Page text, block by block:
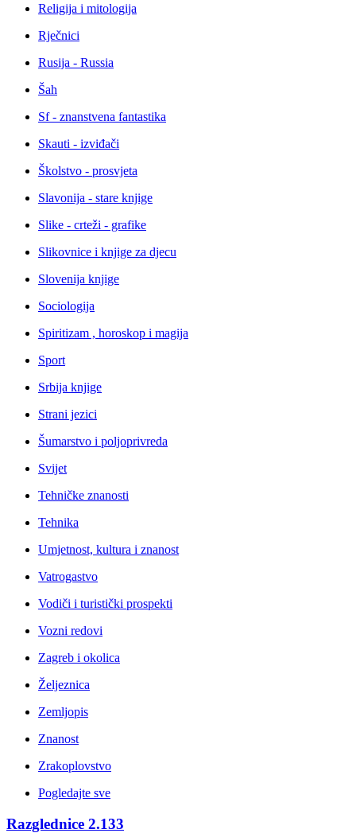
Religija i mitologija
Rječnici
Rusija - Russia
Šah
Sf - znanstvena fantastika
Skauti - izviđači
Školstvo - prosvjeta
Slavonija - stare knjige
Slike - crteži - grafike
Slikovnice i knjige za djecu
Slovenija knjige
Sociologija
Spiritizam , horoskop i magija
Sport
Srbija knjige
Strani jezici
Šumarstvo i poljoprivreda
Svijet
Tehničke znanosti
Tehnika
Umjetnost, kultura i znanost
Vatrogastvo
Vodiči i turistički prospekti
Vozni redovi
Zagreb i okolica
Željeznica
Zemljopis
Znanost
Zrakoplovstvo
Pogledajte sve
Razglednice 2.133